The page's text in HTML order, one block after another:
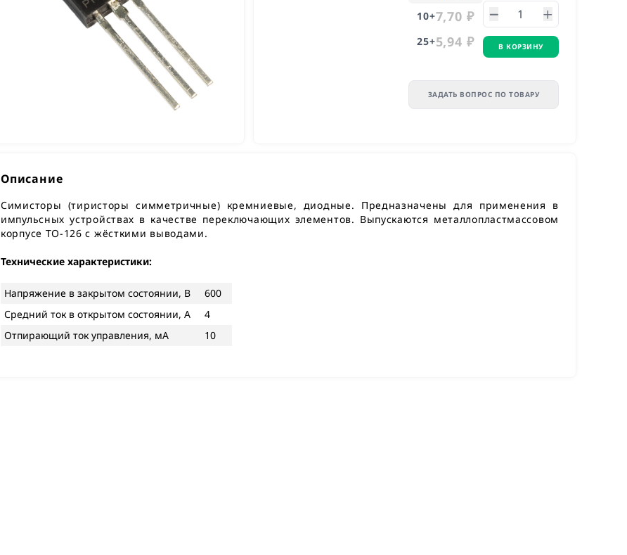
10+7,70 ₽
25+5,94 ₽ В КОРЗИНУ
ЗАДАТЬ ВОПРОС ПО ТОВАРУ
Описание
Симисторы (тиристоры симметричные) кремниевые, диодные. Предназначены для применения в
импульсных устройствах в качестве переключающих элементов. Выпускаются металлопластмассовом
корпусе TO-126 с жёсткими выводами.
Технические характеристики:
Напряжение в закрытом состоянии, В
600
Средний ток в открытом состоянии, А
4
Отпирающий ток управления, мА
10